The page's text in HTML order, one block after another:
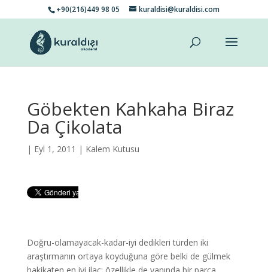
+90(216)449 98 05 kuraldisi@kuraldisi.com
Göbekten Kahkaha Biraz
Da Çikolata
| Eyl 1, 2011 | Kalem Kutusu
Doğru-olamayacak-kadar-iyi dedikleri türden iki
araştırmanın ortaya koyduğuna göre belki de gülmek